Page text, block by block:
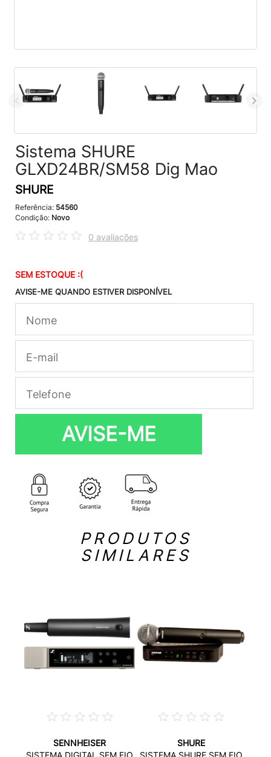
Sistema SHURE
GLXD24BR/SM58 Dig Mao
SHURE
Referência: 54560
Condição: Novo
0 avaliações
SEM ESTOQUE :(
AVISE-ME QUANDO ESTIVER DISPONÍVEL
AVISE-ME
PRODUTOS
SIMILARES
SENNHEISER
SISTEMA DIGITAL SEM FIO
SHURE
SISTEMA SHURE SEM FIO